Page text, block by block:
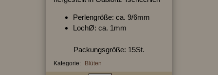
Perlengröße: ca. 9/6mm
LochØ: ca. 1mm
Packungsgröße: 15St.
Kategorie: Blüten